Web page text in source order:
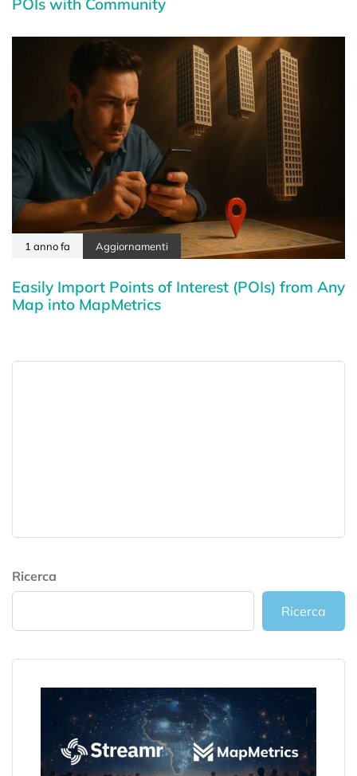
POIs with Community
1 anno fa Aggiornamenti
Easily Import Points of Interest (POIs) from Any
Map into MapMetrics
Ricerca
Ricerca